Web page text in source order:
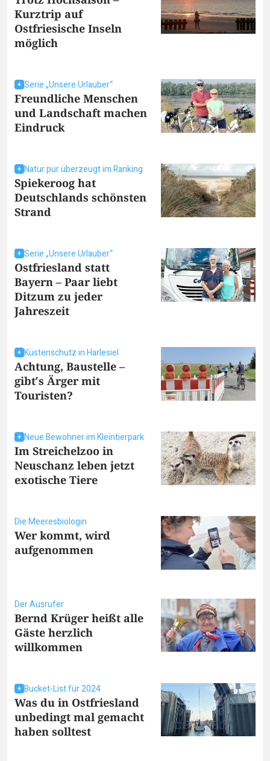
Kurztrip auf
Ostfriesische Inseln
möglich
Serie „Unsere Urlauber“
Freundliche Menschen
und Landschaft machen
Eindruck
Natur pur überzeugt im Ranking
Spiekeroog hat
Deutschlands schönsten
Strand
Serie „Unsere Urlauber“
Ostfriesland statt
Bayern – Paar liebt
Ditzum zu jeder
Jahreszeit
Küstenschutz in Harlesiel
Achtung, Baustelle –
gibt′s Ärger mit
Touristen?
Neue Bewohner im Kleintierpark
Im Streichelzoo in
Neuschanz leben jetzt
exotische Tiere
Die Meeresbiologin
Wer kommt, wird
aufgenommen
Der Ausrufer
Bernd Krüger heißt alle
Gäste herzlich
willkommen
Bucket-List für 2024
Was du in Ostfriesland
unbedingt mal gemacht
haben solltest